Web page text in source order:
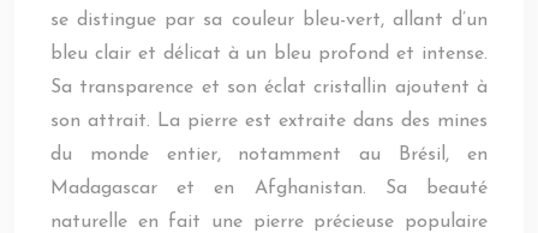
se distingue par sa couleur bleu-vert, allant d’un
bleu clair et délicat à un bleu profond et intense.
Sa transparence et son éclat cristallin ajoutent à
son attrait. La pierre est extraite dans des mines
du monde entier, notamment au Brésil, en
Madagascar et en Afghanistan. Sa beauté
naturelle en fait une pierre précieuse populaire